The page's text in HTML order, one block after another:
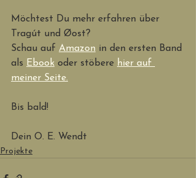
Möchtest Du mehr erfahren über
Tragút und Øost?
Schau auf Amazon in den ersten Band
als Ebook oder stöbere hier auf
meiner Seite.
Bis bald!
Dein O. E. Wendt
Projekte